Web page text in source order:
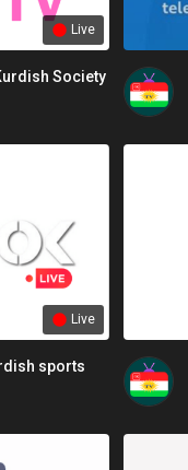
Live
Society
Live
sports